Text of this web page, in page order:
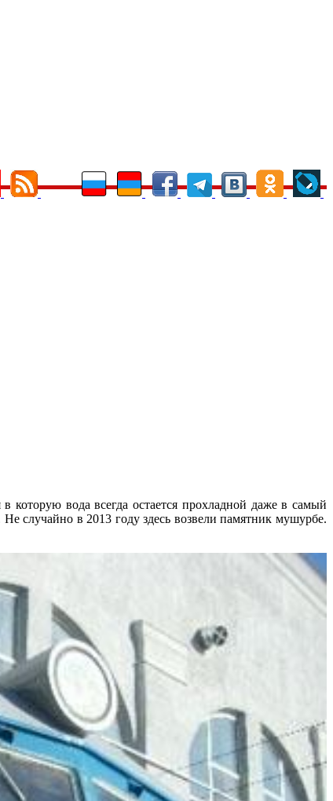
которую вода всегда остается прохладной даже в самый
случайно в 2013 году здесь возвели памятник мушурбе.